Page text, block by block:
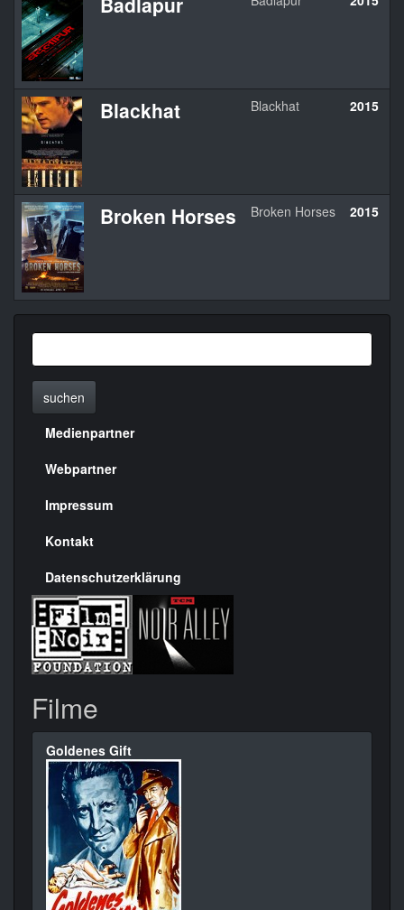
Blackhat Blackhat 2015
Broken Horses Broken Horses 2015
suchen
Menülinks
rechte
Seite
Medienpartner
Webpartner
Impressum
Kontakt
Datenschutzerklärung
Filme
Goldenes Gift